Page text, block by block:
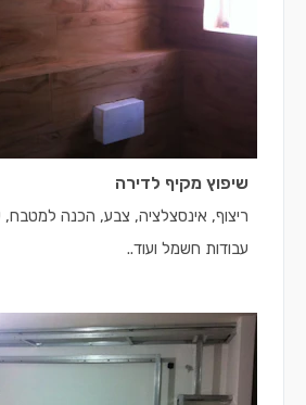
שיפוץ מקיף לדירה
ריצוף, אינסצלציה, צבע, הכנה למטבח,
עבודות חשמל ועוד..